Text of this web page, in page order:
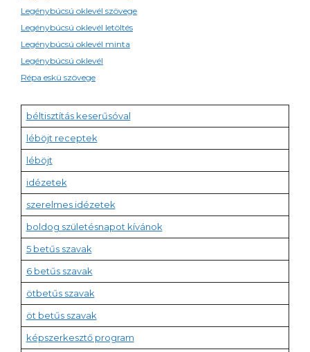
Legénybúcsú oklevél szövege
Legénybúcsú oklevél letöltés
Legénybúcsú oklevél minta
Legénybúcsú oklevél
Répa eskü szövege
béltisztítás keserűsóval
léböjt receptek
léböjt
idézetek
szerelmes idézetek
boldog születésnapot kívánok
5 betűs szavak
6 betűs szavak
ötbetűs szavak
öt betűs szavak
képszerkesztő program